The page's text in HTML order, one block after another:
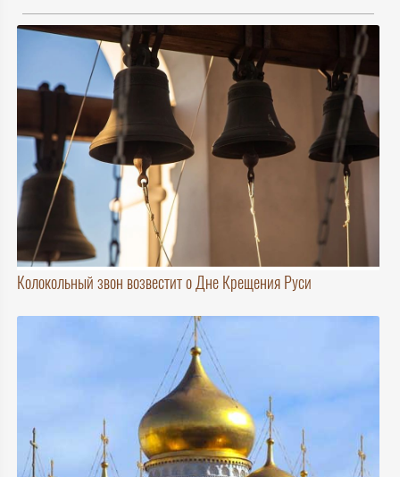
Колокольный звон возвестит о Дне Крещения Руси